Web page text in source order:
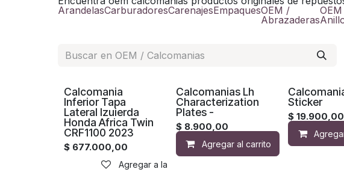
ArandelasCarburadoresCarenajesEmpaquesOEM /
Abrazaderas
Calcomania
Inferior Tapa
Lateral Izuierda
Honda Africa Twin
CRF1100 2023
$ 677.000,00
Agregar a la lista de deseos
Calcomanias Lh
Characterization
Plates -
$ 8.900,00
Agregar al carrito
Sticker
$19.900,00